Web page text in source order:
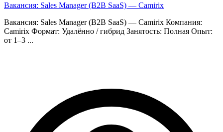
Вакансия: Sales Manager (B2B SaaS) — Camirix
Вакансия: Sales Manager (B2B SaaS) — Camirix Компания:
Camirix Формат: Удалённо / гибрид Занятость: Полная Опыт:
от 1–3 ...